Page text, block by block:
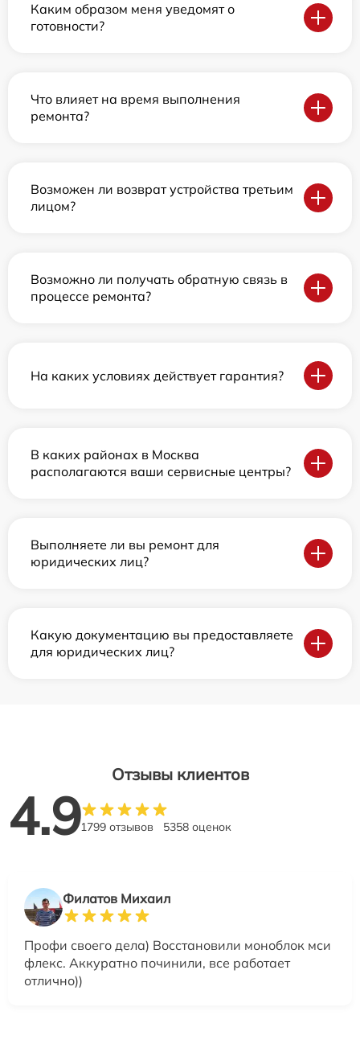
Каким образом меня уведомят о
готовности?
Что влияет на время выполнения
ремонта?
Возможен ли возврат устройства третьим
лицом?
Возможно ли получать обратную связь в
процессе ремонта?
На каких условиях действует гарантия?
В каких районах в Москва
располагаются ваши сервисные центры?
Выполняете ли вы ремонт для
юридических лиц?
Какую документацию вы предоставляете
для юридических лиц?
Отзывы клиентов
4.91799 отзывов 5358 оценок
Филатов Михаил
Профи своего дела) Восстановили моноблок мси
флекс. Аккуратно починили, все работает
отлично))